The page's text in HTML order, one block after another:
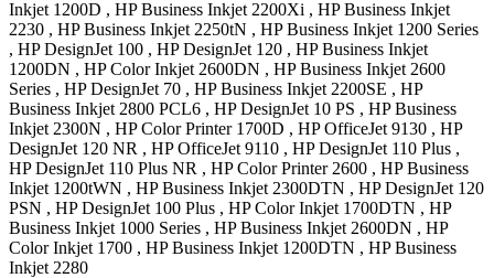
Inkjet 1200D , HP Business Inkjet 2200Xi , HP Business Inkjet
2230 , HP Business Inkjet 2250tN , HP Business Inkjet 1200 Series
, HP DesignJet 100 , HP DesignJet 120 , HP Business Inkjet
1200DN , HP Color Inkjet 2600DN , HP Business Inkjet 2600
Series , HP DesignJet 70 , HP Business Inkjet 2200SE , HP
Business Inkjet 2800 PCL6 , HP DesignJet 10 PS , HP Business
Inkjet 2300N , HP Color Printer 1700D , HP OfficeJet 9130 , HP
DesignJet 120 NR , HP OfficeJet 9110 , HP DesignJet 110 Plus ,
HP DesignJet 110 Plus NR , HP Color Printer 2600 , HP Business
Inkjet 1200tWN , HP Business Inkjet 2300DTN , HP DesignJet 120
PSN , HP DesignJet 100 Plus , HP Color Inkjet 1700DTN , HP
Business Inkjet 1000 Series , HP Business Inkjet 2600DN , HP
Color Inkjet 1700 , HP Business Inkjet 1200DTN , HP Business
Inkjet 2280